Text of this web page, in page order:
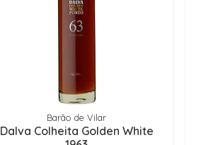
Barão de Vilar
Dalva Colheita Golden White